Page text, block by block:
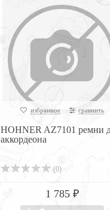
избранное сравнить
HOHNER AZ7101 ремни
аккордеона
(0)
1 785 ₽